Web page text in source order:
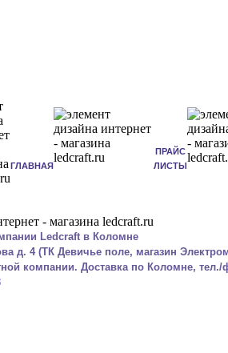
ГЛАВНАЯ
ПРАЙС
ЛИСТЫ
Ledcraft в Коломне
д. 4 (ТК Девичье поле, магазин
компании. Доставка по Коломне, тел./